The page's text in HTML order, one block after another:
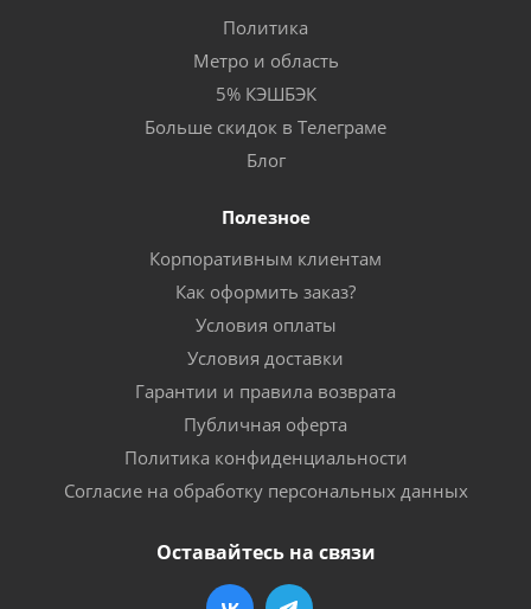
Политика
Метро и область
5% КЭШБЭК
Больше скидок в Телеграме
Блог
Полезное
Корпоративным клиентам
Как оформить заказ?
Условия оплаты
Условия доставки
Гарантии и правила возврата
Публичная оферта
Политика конфиденциальности
Согласие на обработку персональных данных
Оставайтесь на связи